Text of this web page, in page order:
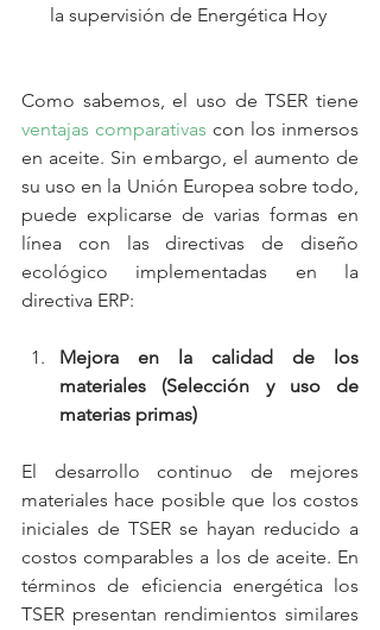
la supervisión de Energética Hoy
ventajas comparativas con los inmersos
en aceite. Sin embargo, el aumento de
su uso en la Unión Europea sobre todo,
puede explicarse de varias formas en
línea con las directivas de diseño
ecológico implementadas en la
directiva ERP:
Mejora en la calidad de los
materiales (Selección y uso de
materias primas)
El desarrollo continuo de mejores
materiales hace posible que los costos
iniciales de TSER se hayan reducido a
costos comparables a los de aceite. En
términos de eficiencia energética los
TSER presentan rendimientos similares